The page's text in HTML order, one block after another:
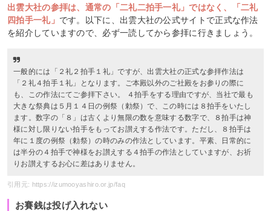
出雲大社の参拝は、通常の「二礼二拍手一礼」ではなく、「二礼
四拍手一礼」 です。以下に、出雲大社の公式サイトで正式な作法
を紹介していますので、必ず一読してから参拝に行きましょう。
一般的には「２礼２拍手１礼」ですが、出雲大社の正式な参拝作法は
「２礼４拍手１礼」となります。ご本殿以外のご社殿をお参りの際に
も、この作法にてご参拝下さい。 ４拍手をする理由ですが、当社で最も
大きな祭典は５月１４日の例祭（勅祭）で、この時には８拍手をいたし
ます。数字の「８」は古くより無限の数を意味する数字で、８拍手は神
様に対し限りない拍手をもってお讃えする作法です。ただし、８拍手は
年に１度の例祭（勅祭）の時のみの作法としています。平素、日常的に
は半分の４拍手で神様をお讃えする４拍手の作法としていますが、お祈
りお讃えするお心に差はありません。
引用元: https://izumooyashiro.or.jp/faq
お賽銭は投げ入れない